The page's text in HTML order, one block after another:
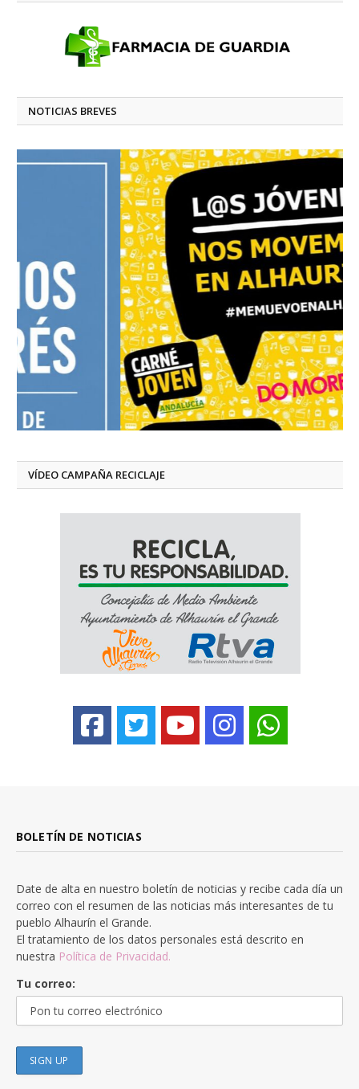
NOTICIAS BREVES
VÍDEO CAMPAÑA RECICLAJE
BOLETÍN DE NOTICIAS
Date de alta en nuestro boletín de noticias y recibe cada día un
correo con el resumen de las noticias más interesantes de tu
pueblo Alhaurín el Grande.
El tratamiento de los datos personales está descrito en
nuestra Política de Privacidad.
Tu correo: